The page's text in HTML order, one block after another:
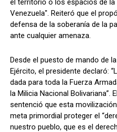
el territorio o los espacios de la
Venezuela". Reiteró que el
defensa de la soberanía de la
ante cualquier amenaza.
Desde el puesto de mando de
Ejército, el presidente declaró:
dada para toda la Fuerza
la Milicia Nacional Bolivariana”.
sentenció que esta
meta primordial proteger el
nuestro pueblo, que es el